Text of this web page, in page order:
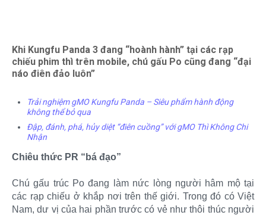
Khi Kungfu Panda 3 đang “hoành hành” tại các rạp
chiếu phim thì trên mobile, chú gấu Po cũng đang “đại
náo điên đảo luôn”
Trải nghiệm gMO Kungfu Panda – Siêu phẩm hành động
không thể bỏ qua
Đập, đánh, phá, hủy diệt “điên cuồng” với gMO Thì Không Chi
Nhận
Chiêu thức PR “bá đạo”
Chú gấu trúc Po đang làm nức lòng người hâm mộ tại
các rạp chiếu ở khắp nơi trên thế giới. Trong đó có Việt
Nam, dư vị của hai phần trước có vẻ như thôi thúc người